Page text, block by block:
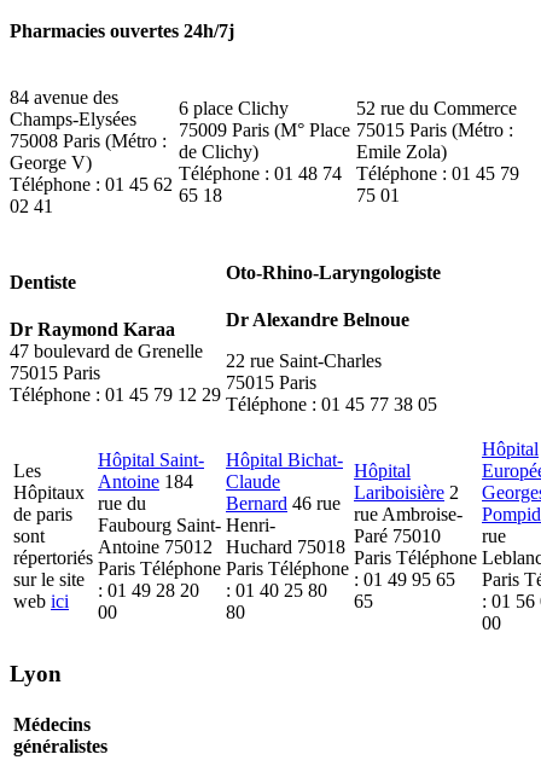
Pharmacies ouvertes 24h/7j
84 avenue des
Champs-Elysées
75008 Paris (Métro :
George V)
Téléphone : 01 45 62
02 41
6 place Clichy
75009 Paris (M° Place
de Clichy)
Téléphone : 01 48 74
65 18
52 rue du Commerce
75015 Paris (Métro :
Emile Zola)
Téléphone : 01 45 79
75 01
Dentiste
Dr Raymond Karaa
47 boulevard de Grenelle
75015 Paris
Téléphone : 01 45 79 12 29
Oto-Rhino-Laryngologiste
Dr Alexandre Belnoue
22 rue Saint-Charles
75015 Paris
Téléphone : 01 45 77 38 05
Les
Hôpitaux
de paris
sont
répertoriés
sur le site
web ici
Hôpital Saint-
Antoine 184
rue du
Faubourg Saint-
Antoine 75012
Paris Téléphone
: 01 49 28 20
00
Hôpital Bichat-
Claude
Bernard 46 rue
Henri-
Huchard 75018
Paris Téléphone
: 01 40 25 80
80
Hôpital
Lariboisière 2
rue Ambroise-
Paré 75010
Paris Téléphone
: 01 49 95 65
65
Hôpital
rue
Paris
: 01 56
00
Lyon
Médecins
généralistes